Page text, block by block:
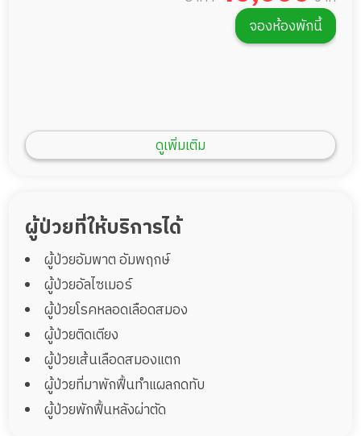
จองห้องพักนี้
บ้านพัก 1 เตียง 45 ตรม
พื้นที่ 45 ตรม.1 เตียง
ดูเพิ่มเติม
ผู้ป่วยที่ให้บริการได้
ผู้ป่วยอัมพาต อัมพฤกษ์
ผู้ป่วยอัลไซเมอร์
ผู้ป่วยโรคหลอดเลือดสมอง
ผู้ป่วยติดเตียง
ผู้ป่วยเส้นเลือดสมองแตก
ผู้ป่วยที่มาพักฟื้นทำแผลกดทับ
ผู้ป่วยพักฟื้นหลังผ่าตัด